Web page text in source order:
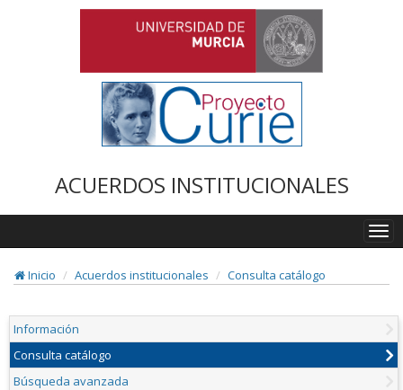
ACUERDOS INSTITUCIONALES
Inicio
Acuerdos institucionales Consulta catálogo
Información
Consulta catálogo
Búsqueda avanzada